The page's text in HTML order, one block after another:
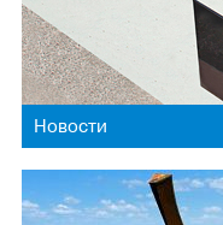
Новости